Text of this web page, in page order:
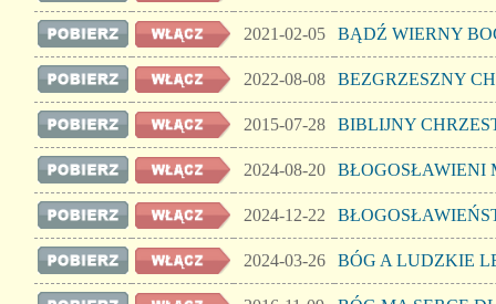
2021-02-05 BĄDŹ WIERNY
2022-08-08 BEZGRZESZNY
2015-07-28 BIBLIJNY
2024-08-20 BŁOGOSŁAWIENI
2024-12-22
2024-03-26 BÓG A LUDZKIE